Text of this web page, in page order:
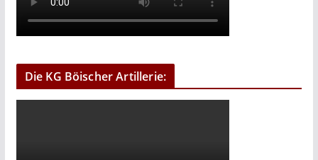
Die KG Böischer Artillerie: